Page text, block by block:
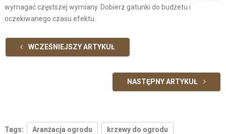
wymagać częstszej wymiany. Dobierz gatunki do budżetu i
oczekiwanego czasu efektu.
WCZEŚNIEJSZY ARTYKUŁ
NASTĘPNY ARTYKUŁ
Tags: Aranżacja ogrodu krzewy do ogrodu